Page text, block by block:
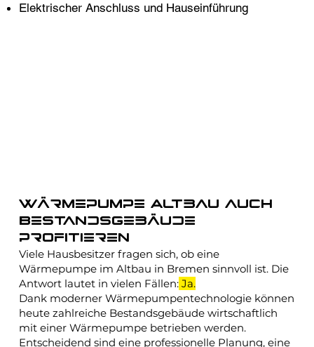
Elektrischer Anschluss und Hauseinführung
Wärmepumpe Altbau auch
Bestandsgebäude
profitieren
Viele Hausbesitzer fragen sich, ob eine
Wärmepumpe im Altbau in Bremen sinnvoll ist. Die
Antwort lautet in vielen Fällen: Ja.
Dank moderner Wärmepumpentechnologie können
heute zahlreiche Bestandsgebäude wirtschaftlich
mit einer Wärmepumpe betrieben werden.
Entscheidend sind eine professionelle Planung, eine